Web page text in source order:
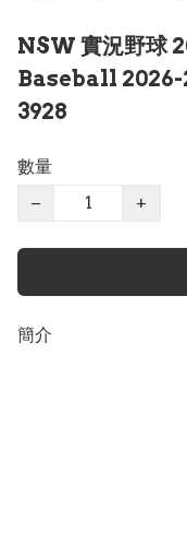
NSW 實況野球
Baseball 2026-
3928
數量
−
+
簡介